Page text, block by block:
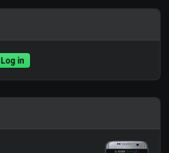
Log in